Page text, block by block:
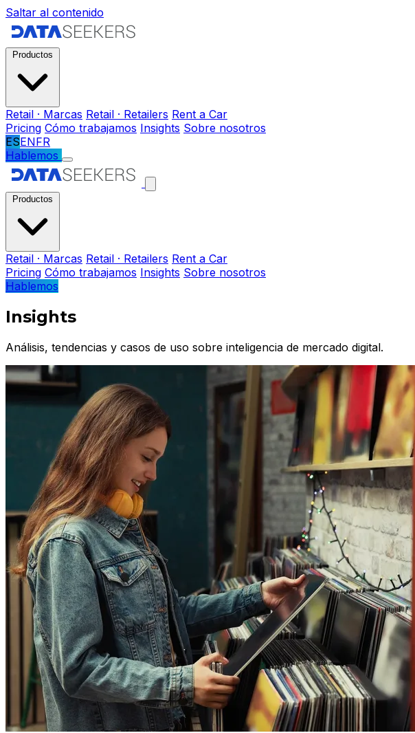
Saltar al contenido
Retail · Marcas Retail · Retailers Rent a Car
Pricing Cómo trabajamos Insights Sobre nosotros
ESENFR
Hablemos
Retail · Marcas Retail · Retailers Rent a Car
Pricing Cómo trabajamos Insights Sobre nosotros
Hablemos
Insights
Análisis, tendencias y casos de uso sobre inteligencia de mercado digital.